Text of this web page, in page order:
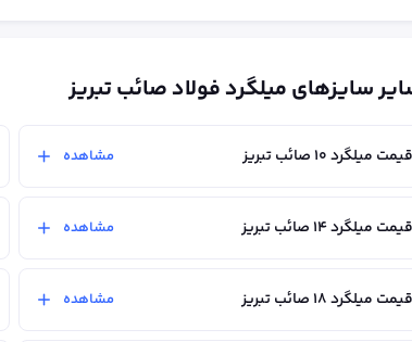
سایزهای میلگرد فولاد صائب تبریز
قیمت میلگرد ۱۰ صائب تبریز مشاهده
قیمت میلگرد ۱۴ صائب تبریز مشاهده
قیمت میلگرد ۱۸ صائب تبریز مشاهده